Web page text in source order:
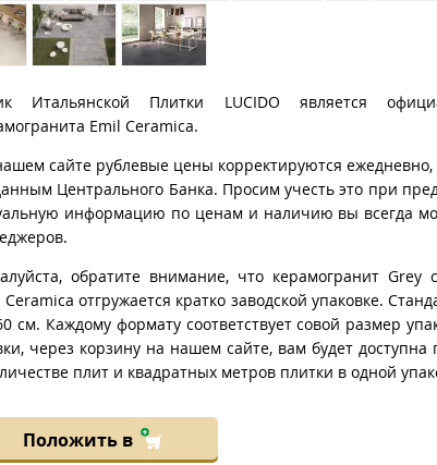
Итальянской Плитки LUCIDO является
Emil Ceramica.
сайте рублевые цены корректируются ежедневно,
Центрального Банка. Просим учесть это при
информацию по ценам и наличию вы всегда
обратите внимание, что керамогранит Grey
Ceramica отгружается кратко заводской упаковке.
см. Каждому формату соответствует совой размер
через корзину на нашем сайте, вам будет
плит и квадратных метров плитки в одной
Положить в